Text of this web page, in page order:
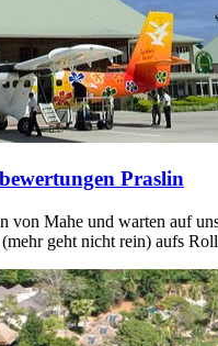
Praslin
von Mahe und warten auf
(mehr geht nicht rein) aufs